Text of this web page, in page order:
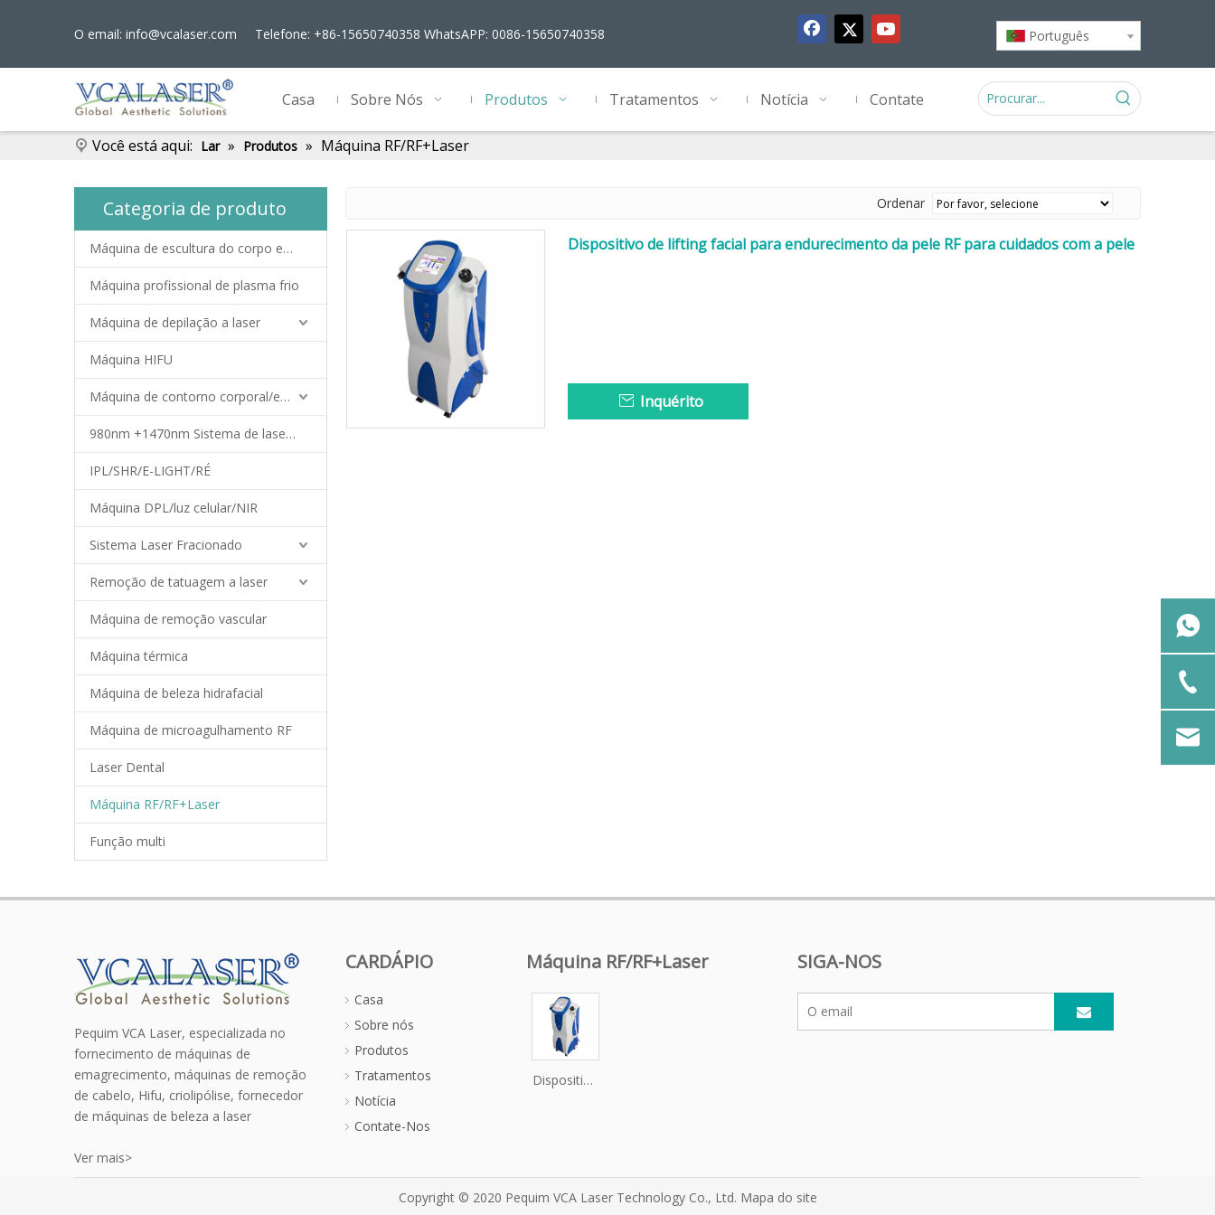
O email: info@vcalaser.com Telefone: +86-15650740358 WhatsAPP: 0086-15650740358 Português
Casa Sobre Nós Produtos Tratamentos Notícia Contate
Você está aqui: Lar » Produtos » Máquina RF/RF+Laser
Categoria de produto
Máquina de escultura do corpo ems
Máquina profissional de plasma frio
Máquina de depilação a laser
Máquina HIFU
Máquina de contorno corporal/emagrecimento
980nm +1470nm Sistema de laser de diodo
IPL/SHR/E-LIGHT/RÉ
Máquina DPL/luz celular/NIR
Sistema Laser Fracionado
Remoção de tatuagem a laser
Máquina de remoção vascular
Máquina térmica
Máquina de beleza hidrafacial
Máquina de microagulhamento RF
Laser Dental
Máquina RF/RF+Laser
Função multi
Ordenar
Dispositivo de lifting facial para endurecimento da pele RF para cuidados com a pele
Inquérito
Pequim VCA Laser, especializada no
fornecimento de máquinas de
emagrecimento, máquinas de remoção
de cabelo, Hifu, criolipólise, fornecedor
de máquinas de beleza a laser
Ver mais>
CARDÁPIO
Casa
Sobre nós
Produtos
Tratamentos
Notícia
Contate-Nos
Máquina RF/RF+Laser
Dispositivo
para
cuidados
SIGA-NOS
Copyright © 2020 Pequim VCA Laser Technology Co., Ltd. Mapa do site